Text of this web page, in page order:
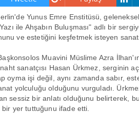
Yunus Emre Enstitüsü,
ile Ahşabın Buluşması" adlı bir
ve estetiğini keşfetmek isteyen
Muavini Müslime Azra
sanatçısı Hasan Ürkmez, serginin
oyma işi değil, aynı zamanda sabır,
yolculuğu olduğunu vurguladı.
sessiz bir anlatı olduğunu belirterek,
yer tuttuğunu ifade etti.